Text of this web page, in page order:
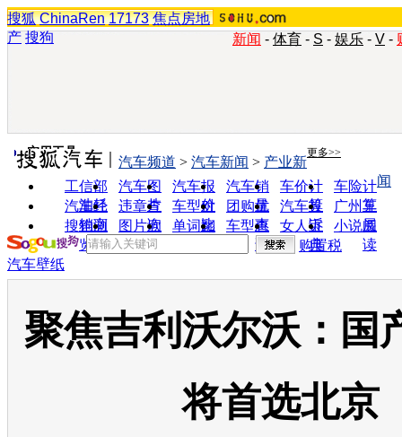
搜狐 ChinaRen 17173 焦点房地
产 搜狗 新闻 - 体育 - S - 娱乐 - V -
实用工具 更多>>
工信部
油耗
汽车图
片
汽车报
价
汽车销
量
车价计
算
车险计
算
汽车经
销商
违章查
询
车型对
比
团购优
惠
汽车投
诉
广州车
展
搜狗浏
览器
图片欣
赏
单词翻
车型查
询
女人宝
典
小说阅
读
汽车频道 > 汽车新闻 > 产业新
闻
购置税
汽车壁纸
聚焦吉利沃尔沃：国
将首选北京